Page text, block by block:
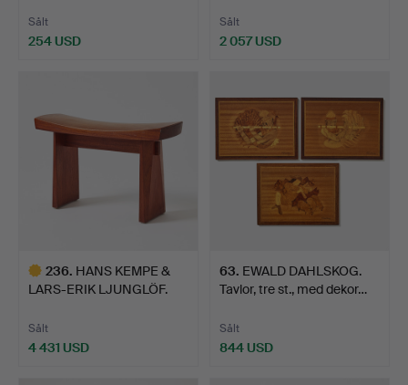
Sålt
254 USD
Sålt
2 057 USD
236. HANS KEMPE &
LARS-ERIK LJUNGLÖF.
Sålt
4 431 USD
63. EWALD DAHLSKOG.
Tavlor, tre st., med dekor…
Sålt
844 USD